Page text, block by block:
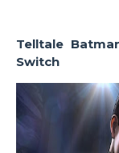
Telltale
Switch